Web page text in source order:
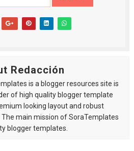
Redacción
is a blogger resources site is
of high quality blogger template
looking layout and robust
The main mission of SoraTemplates
blogger templates.